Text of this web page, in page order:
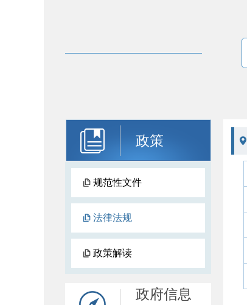
政策
规范性文件
法律法规
政策解读
政府信息
